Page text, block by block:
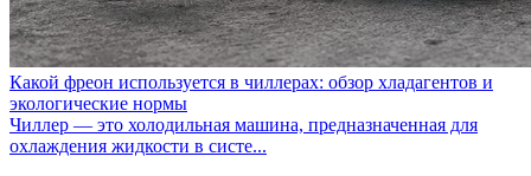
Какой фреон используется в чиллерах: обзор хладагентов и
экологические нормы
Чиллер — это холодильная машина, предназначенная для
охлаждения жидкости в систе...